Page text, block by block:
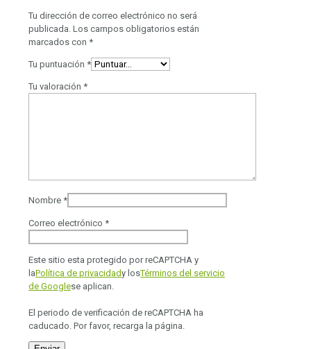
Tu dirección de correo electrónico no será
publicada. Los campos obligatorios están
marcados con *
Tu puntuación *
Tu valoración *
Nombre *
Correo electrónico *
Este sitio esta protegido por reCAPTCHA y
laPolítica de privacidady losTérminos del servicio
de Googlese aplican.
El periodo de verificación de reCAPTCHA ha
caducado. Por favor, recarga la página.